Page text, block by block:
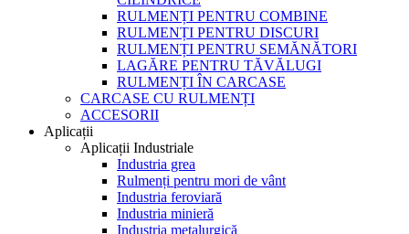
RULMENȚI PENTRU COMBINE
RULMENȚI PENTRU DISCURI
RULMENȚI PENTRU SEMĂNĂTORI
LAGĂRE PENTRU TĂVĂLUGI
RULMENȚI ÎN CARCASE
CARCASE CU RULMENȚI
ACCESORII
Aplicații
Aplicații Industriale
Industria grea
Rulmenți pentru mori de vânt
Industria feroviară
Industria minieră
Industria metalurgică